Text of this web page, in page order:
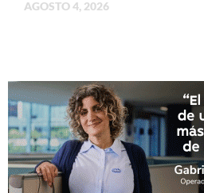
AGOSTO 4, 2026